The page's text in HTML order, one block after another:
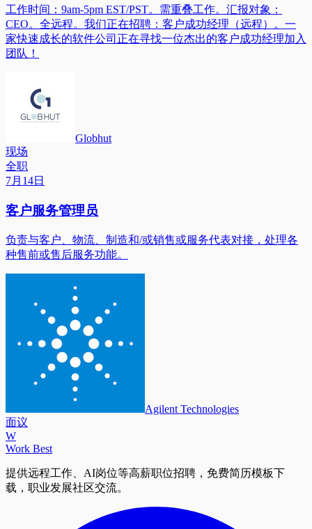
工作时间：9am-5pm EST/PST。需重叠工作。汇报对象：
CEO。全远程。我们正在招聘：客户成功经理（远程）。一
家快速成长的软件公司正在寻找一位杰出的客户成功经理加入
团队！
Globhut
现场
全职
7月14日
客户服务管理员
负责与客户、物流、制造和/或销售或服务代表对接，处理各
种售前或售后服务功能。
Agilent Technologies
面议
W
Work Best
提供远程工作、AI岗位等高薪职位招聘，免费简历模板下
载，职业发展社区交流。